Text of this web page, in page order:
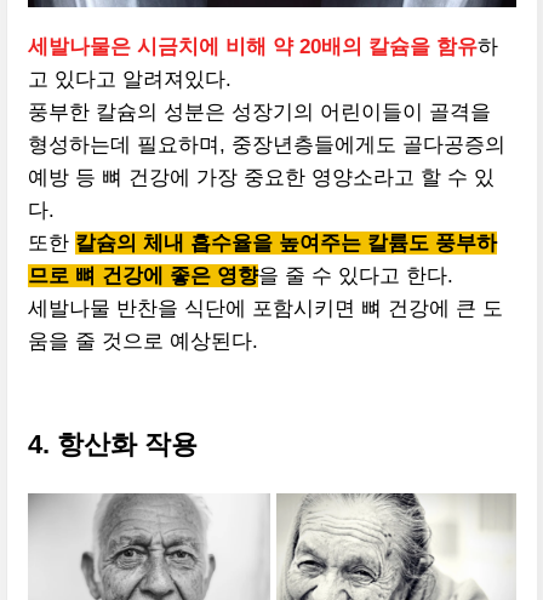
세발나물은 시금치에 비해 약 20배의 칼슘을 함유하
고 있다고 알려져있다.
풍부한 칼슘의 성분은 성장기의 어린이들이 골격을
형성하는데 필요하며, 중장년층들에게도 골다공증의
예방 등 뼈 건강에 가장 중요한 영양소라고 할 수 있
다.
또한 칼슘의 체내 흡수율을 높여주는 칼륨도 풍부하
므로 뼈 건강에 좋은 영향을 줄 수 있다고 한다.
세발나물 반찬을 식단에 포함시키면 뼈 건강에 큰 도
움을 줄 것으로 예상된다.
4. 항산화 작용